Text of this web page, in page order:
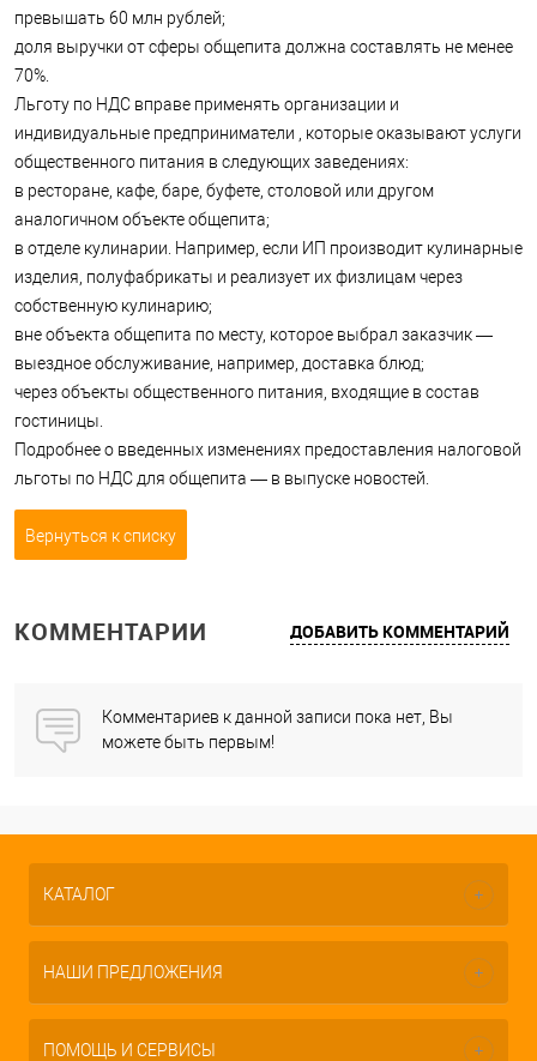
превышать 60 млн рублей;
доля выручки от сферы общепита должна составлять не менее
70%.
Льготу по НДС вправе применять организации и
индивидуальные предприниматели , которые оказывают услуги
общественного питания в следующих заведениях:
в ресторане, кафе, баре, буфете, столовой или другом
аналогичном объекте общепита;
в отделе кулинарии. Например, если ИП производит кулинарные
изделия, полуфабрикаты и реализует их физлицам через
собственную кулинарию;
вне объекта общепита по месту, которое выбрал заказчик —
выездное обслуживание, например, доставка блюд;
через объекты общественного питания, входящие в состав
гостиницы.
Подробнее о введенных изменениях предоставления налоговой
льготы по НДС для общепита — в выпуске новостей.
Вернуться к списку
КОММЕНТАРИИ ДОБАВИТЬ КОММЕНТАРИЙ
Комментариев к данной записи пока нет, Вы
можете быть первым!
КАТАЛОГ
НАШИ ПРЕДЛОЖЕНИЯ
ПОМОЩЬ И СЕРВИСЫ